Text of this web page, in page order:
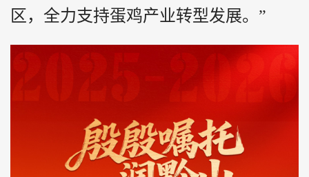
区，全力支持蛋鸡产业转型发展。”